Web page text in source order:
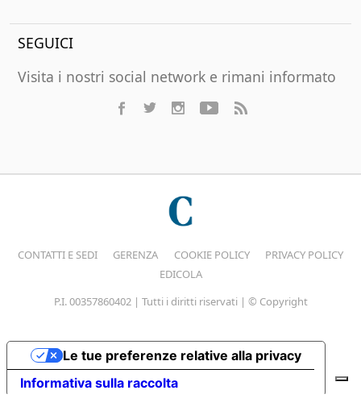
SEGUICI
Visita i nostri social network e rimani informato
CONTATTI E SEDI GERENZA COOKIE POLICY
PRIVACY POLICY
EDICOLA
P.I. 00357860402 | Tutti i diritti riservati | © Copyright
Informativa sulla raccolta
Le tue preferenze relative alla privacy